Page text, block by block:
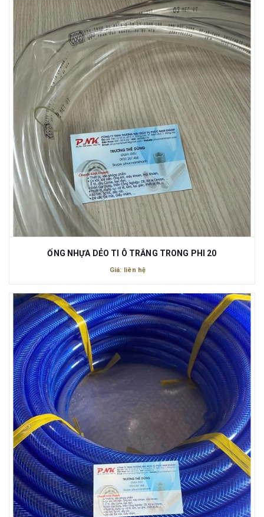
ỐNG NHỰA DẺO TI Ô TRẮNG TRONG PHI 20
Giá: liên hệ